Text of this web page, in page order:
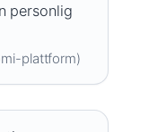
personlig
plattform)